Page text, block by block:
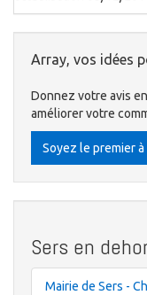
Array, vos idées
Donnez votre avis
améliorer votre
Soyez le premier
Sers en
Mairie de Sers -